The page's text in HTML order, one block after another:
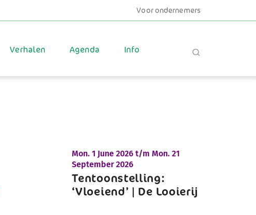
Voor ondernemers
Verhalen Agenda Info
Mon. 1 June 2026 t/mMon. 21
September 2026
Tentoonstelling:
‘Vloeiend’ | De Looierij